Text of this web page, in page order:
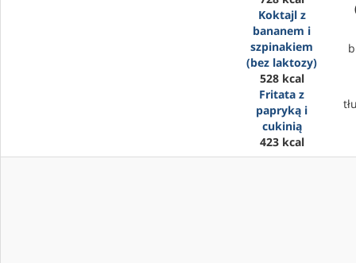
Koktajl z
bananem i
szpinakiem
(bez laktozy)
528 kcal
Fritata z
papryką i
cukinią
423 kcal